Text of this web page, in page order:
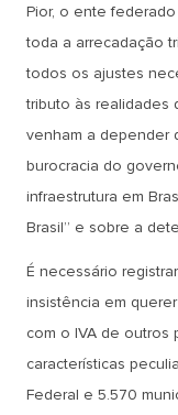
Pior, o ente
toda a arrecadação
todos os ajustes
tributo às realidades
venham a depender
burocracia do
infraestrutura em
Brasil” e sobre a
É necessário
insistência em
com o IVA de outros
características
Federal e 5.570